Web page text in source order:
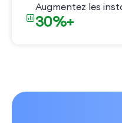
Augmentez les
30%+